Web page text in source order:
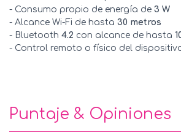
- Consumo propio de energía de 3 W
- Alcance Wi-Fi de hasta 30 metros
- Bluetooth 4.2 con alcance de hasta
- Control remoto o físico del
Puntaje & Opiniones